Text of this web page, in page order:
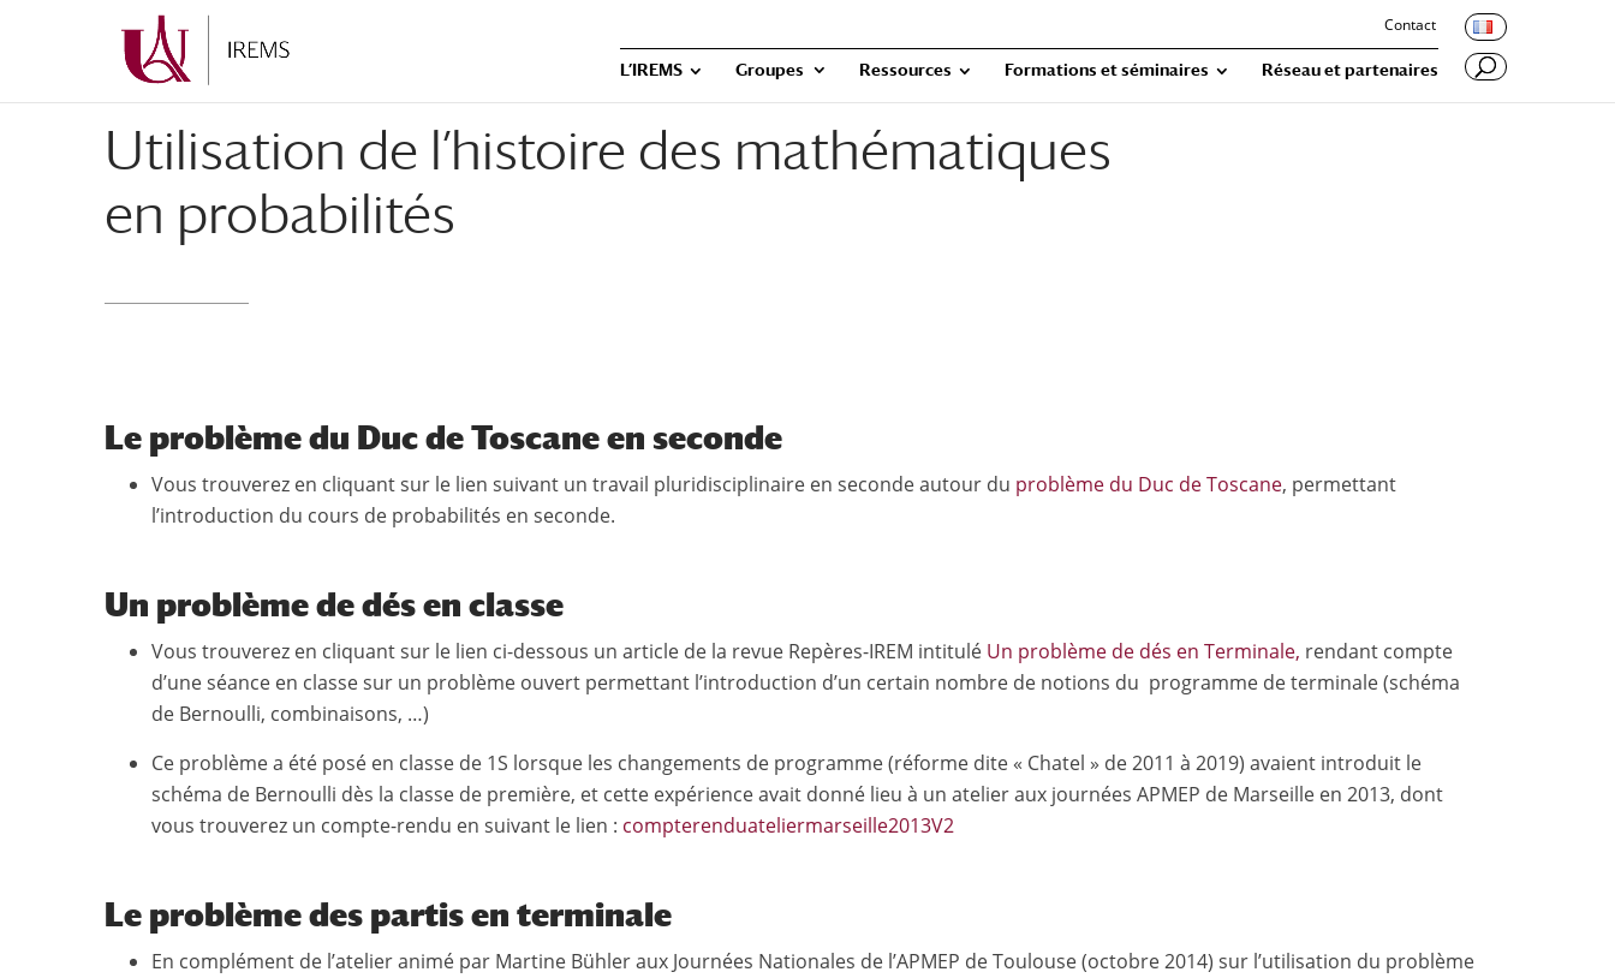
principal
navigation
Contact
L’IREMS Groupes Ressources Formations et séminaires Réseau et partenaires
Utilisation de l’histoire des mathématiques
en probabilités
Le problème du Duc de Toscane en seconde
Vous trouverez en cliquant sur le lien suivant un travail pluridisciplinaire en seconde autour du problème du Duc de Toscane, permettant
l’introduction du cours de probabilités en seconde.
Un problème de dés en classe
Vous trouverez en cliquant sur le lien ci-dessous un article de la revue Repères-IREM intitulé Un problème de dés en Terminale, rendant compte
d’une séance en classe sur un problème ouvert permettant l’introduction d’un certain nombre de notions du programme de terminale (schéma
de Bernoulli, combinaisons, …)
Ce problème a été posé en classe de 1S lorsque les changements de programme (réforme dite « Chatel » de 2011 à 2019) avaient introduit le
schéma de Bernoulli dès la classe de première, et cette expérience avait donné lieu à un atelier aux journées APMEP de Marseille en 2013, dont
vous trouverez un compte-rendu en suivant le lien : compterenduateliermarseille2013V2
​Le problème des partis en terminale
En complément de l’atelier animé par Martine Bühler aux Journées Nationales de l’APMEP de Toulouse (octobre 2014) sur l’utilisation du problème